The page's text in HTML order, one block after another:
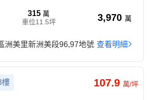
315萬
車位11.5坪
3,970 萬
洲美里新洲美段96,97地號 查看明細
樓 107.9 萬/坪